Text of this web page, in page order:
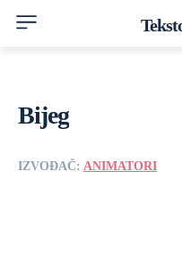
Bijeg
IZVOĐAČ: ANIMATORI